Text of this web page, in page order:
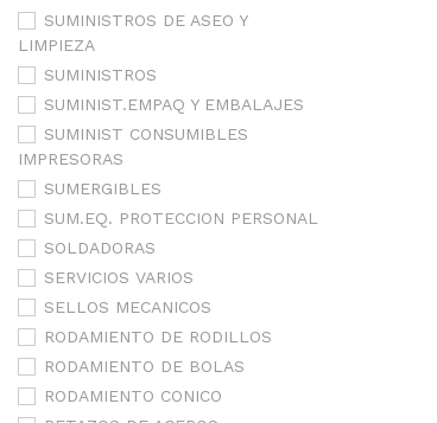
SUMINISTROS DE ASEO Y
LIMPIEZA
SUMINISTROS
SUMINIST.EMPAQ Y EMBALAJES
SUMINIST CONSUMIBLES
IMPRESORAS
SUMERGIBLES
SUM.EQ. PROTECCION PERSONAL
SOLDADORAS
SERVICIOS VARIOS
SELLOS MECANICOS
RODAMIENTO DE RODILLOS
RODAMIENTO DE BOLAS
RODAMIENTO CONICO